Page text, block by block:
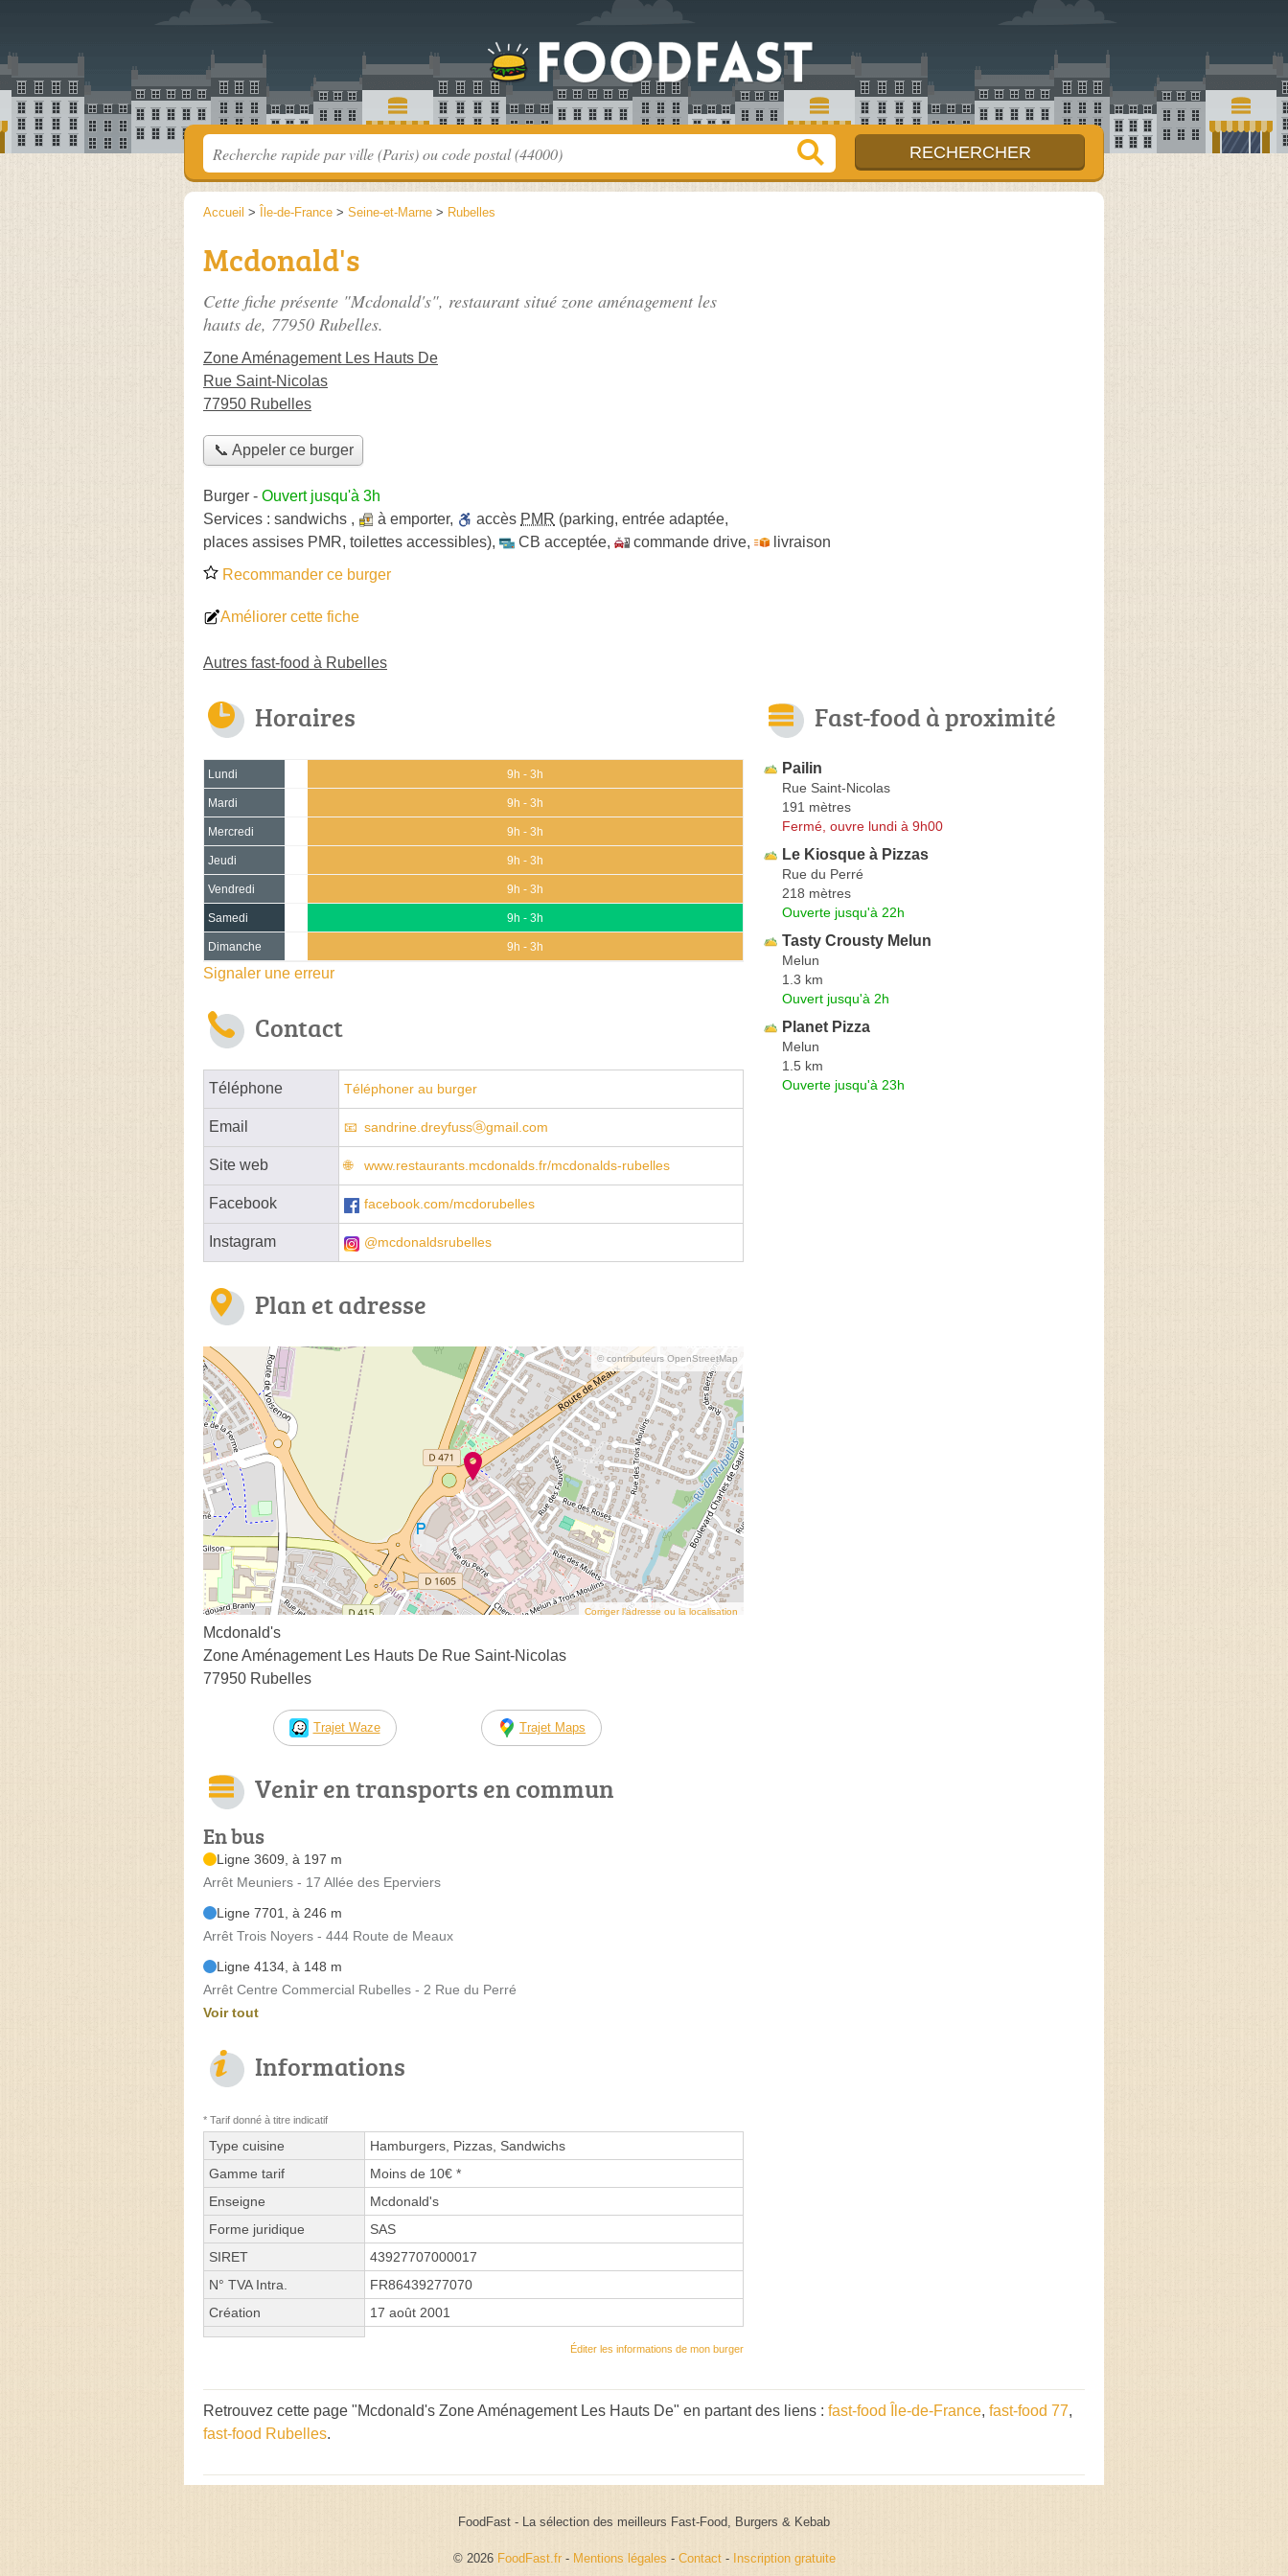
Accueil > Île-de-France > Seine-et-Marne > Rubelles
Mcdonald's
Cette fiche présente "Mcdonald's", restaurant situé zone aménagement les
hauts de, 77950 Rubelles.
Zone Aménagement Les Hauts De
Rue Saint-Nicolas
77950 Rubelles
📞 Appeler ce burger
Burger - Ouvert jusqu'à 3h
Services : sandwichs , à emporter, accès PMR (parking, entrée adaptée,
places assises PMR, toilettes accessibles), CB acceptée, commande drive,
livraison
Recommander ce burger
Améliorer cette fiche
Autres fast-food à Rubelles
Horaires
Lundi 9h - 3h
Mardi 9h - 3h
Mercredi 9h - 3h
Jeudi 9h - 3h
Vendredi 9h - 3h
Samedi 9h - 3h
Dimanche 9h - 3h
Signaler une erreur
Contact
Téléphone Téléphoner au burger
Email sandrine.dreyfussⓐgmail.com
Site web www.restaurants.mcdonalds.fr/mcdonalds-rubelles
Facebook facebook.com/mcdorubelles
Instagram @mcdonaldsrubelles
Plan et adresse
© contributeurs OpenStreetMap
Corriger l’adresse ou la localisation
Mcdonald's
Zone Aménagement Les Hauts De Rue Saint-Nicolas
77950 Rubelles
Trajet Waze Trajet Maps
Venir en transports en commun
En bus
Ligne 3609, à 197 m
Arrêt Meuniers - 17 Allée des Eperviers
Ligne 7701, à 246 m
Arrêt Trois Noyers - 444 Route de Meaux
Ligne 4134, à 148 m
Arrêt Centre Commercial Rubelles - 2 Rue du Perré
Voir tout
Informations
* Tarif donné à titre indicatif
Type cuisine
Hamburgers, Pizzas, Sandwichs
Gamme tarif
Moins de 10€ *
Enseigne
Mcdonald's
Forme juridique
SAS
SIRET
43927707000017
N° TVA Intra.
FR86439277070
Création
17 août 2001
Éditer les informations de mon burger
Fast-food à proximité
Pailin
Rue Saint-Nicolas
191 mètres
Fermé, ouvre lundi à 9h00
Le Kiosque à Pizzas
Rue du Perré
218 mètres
Ouverte jusqu'à 22h
Tasty Crousty Melun
Melun
1.3 km
Ouvert jusqu'à 2h
Planet Pizza
Melun
1.5 km
Ouverte jusqu'à 23h
Retrouvez cette page "Mcdonald's Zone Aménagement Les Hauts De" en partant des liens : fast-food Île-de-France, fast-food 77,
fast-food Rubelles.
FoodFast - La sélection des meilleurs Fast-Food, Burgers & Kebab
© 2026 FoodFast.fr - Mentions légales - Contact- Inscription gratuite